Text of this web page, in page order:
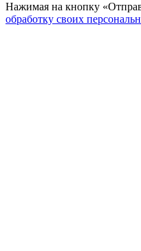
Нажимая на кнопку
обработку своих